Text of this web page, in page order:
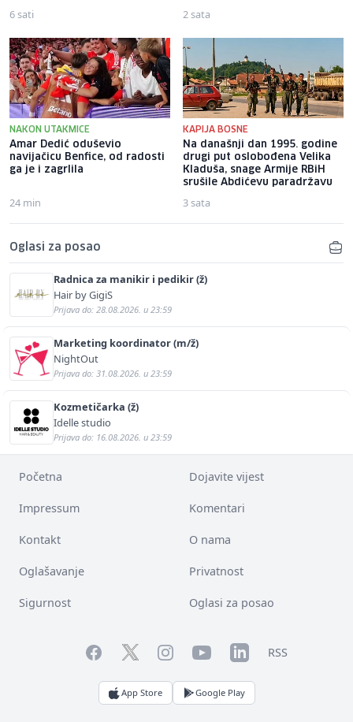
6 sati 2 sata
NAKON UTAKMICE
Amar Dedić oduševio
navijačicu Benfice, od radosti
ga je i zagrlila
24 min
KAPIJA BOSNE
Na današnji dan 1995. godine
drugi put oslobođena Velika
Kladuša, snage Armije RBiH
srušile Abdićevu paradržavu
3 sata
Oglasi za posao
Radnica za manikir i pedikir (ž)
Hair by GigiS
Prijava do: 28.08.2026. u 23:59
Marketing koordinator (m/ž)
NightOut
Prijava do: 31.08.2026. u 23:59
Kozmetičarka (ž)
Idelle studio
Prijava do: 16.08.2026. u 23:59
Početna Dojavite vijest
Impressum Komentari
Kontakt O nama
Oglašavanje Privatnost
Sigurnost Oglasi za posao
FacebookTwitterInstagramYouTubeLinkedInRSS
App Store Google Play